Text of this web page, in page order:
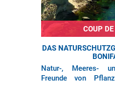
COUP DE
DAS
Natur-, Meeres-
Freunde von